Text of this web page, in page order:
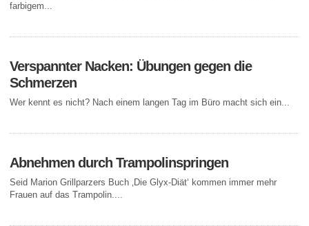
farbigem...
Verspannter Nacken: Übungen gegen die
Schmerzen
Wer kennt es nicht? Nach einem langen Tag im Büro macht sich ein...
Abnehmen durch Trampolinspringen
Seid Marion Grillparzers Buch ‚Die Glyx-Diät‘ kommen immer mehr
Frauen auf das Trampolin....